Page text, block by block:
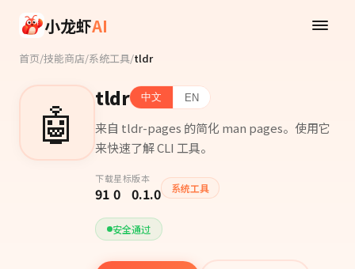
小龙虾AI
首页/技能商店/系统工具/tldr
🤖 tldr 中文 EN
来自 tldr-pages 的简化 man pages。使用它
来快速了解 CLI 工具。
下载
91
星标
0
版本
0.1.0 系统工具
安全通过